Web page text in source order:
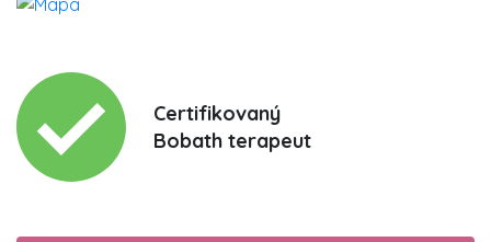
Certifikovaný
Bobath terapeut